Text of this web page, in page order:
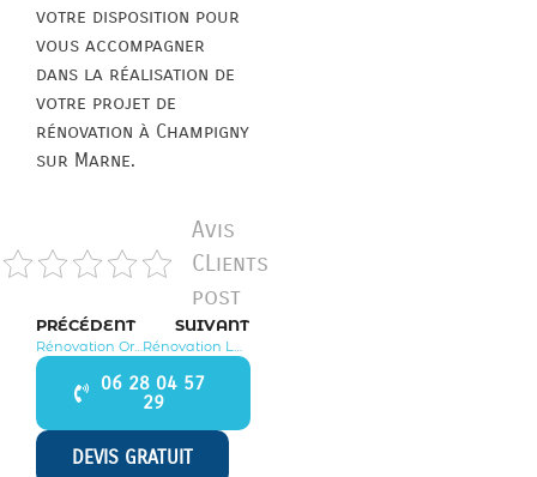
votre disposition pour
vous accompagner
dans la réalisation de
votre projet de
rénovation à Champigny
sur Marne.
Avis
CLients
post
PRÉCÉDENT SUIVANT
06 28 04 57
29
DEVIS GRATUIT